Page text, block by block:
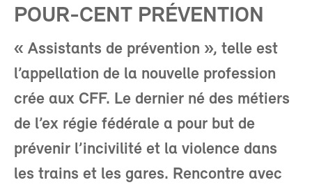
POUR-CENT PRÉVENTION
« Assistants de prévention », telle est
l’appellation de la nouvelle profession
crée aux CFF. Le dernier né des métiers
de l’ex régie fédérale a pour but de
prévenir l’incivilité et la violence dans
les trains et les gares. Rencontre avec